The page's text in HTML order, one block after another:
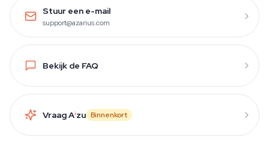
Stuur een e-mail
support@azarius.com
Bekijk de FAQ
Vraag Aizu Binnenkort